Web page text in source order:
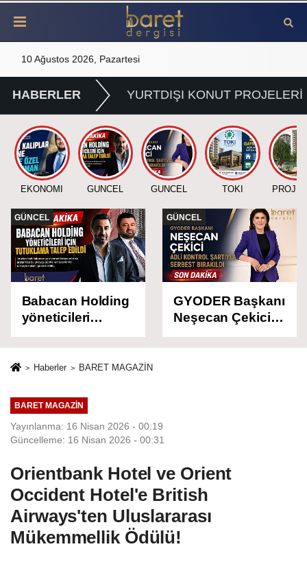
10 Ağustos 2026, Pazartesi
HABERLER YURTDIŞI KONUT PROJELERİ
EKONOMİ GÜNCEL GÜNCEL TOKİ
GÜNCEL
Babacan Holding
yöneticileri
hakkında
tutuklama talebi!
GÜNCEL
GYODER Başkanı
Neşecan Çekici
Serbest Bırakıldı!
Haberler BARET MAGAZİN
BARET MAGAZİN
Yayınlanma: 16 Nisan 2026 - 00:19
Güncelleme: 16 Nisan 2026 - 00:31
Orientbank Hotel ve Orient
Occident Hotel'e British
Airways'ten Uluslararası
Mükemmellik Ödülü!